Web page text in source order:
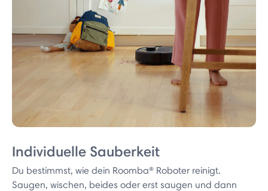
Individuelle Sauberkeit
Du bestimmst, wie dein Roomba® Roboter reinigt.
Saugen, wischen, beides oder erst saugen und dann